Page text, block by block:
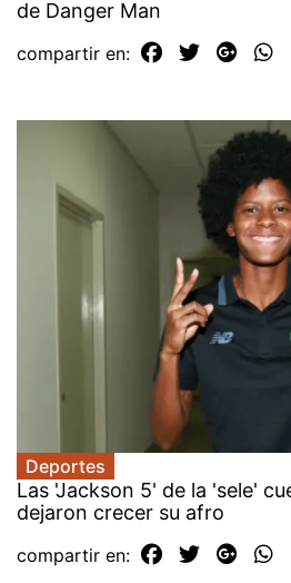
de Danger Man
compartir en:
Deportes
Las 'Jackson 5' de la 'sele'
dejaron crecer su afro
compartir en: